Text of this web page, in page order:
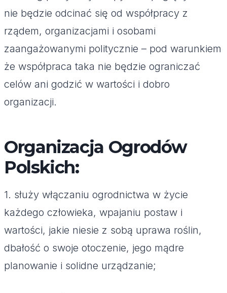
nie będzie odcinać się od współpracy z
rządem, organizacjami i osobami
zaangażowanymi politycznie – pod warunkiem
że współpraca taka nie będzie ograniczać
celów ani godzić w wartości i dobro
organizacji.
Organizacja Ogrodów
Polskich:
1. służy włączaniu ogrodnictwa w życie
każdego człowieka, wpajaniu postaw i
wartości, jakie niesie z sobą uprawa roślin,
dbałość o swoje otoczenie, jego mądre
planowanie i solidne urządzanie;